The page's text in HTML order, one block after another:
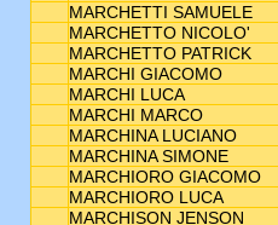
MARCHETTI SAMUELE
MARCHETTO NICOLO'
MARCHETTO PATRICK
MARCHI GIACOMO
MARCHI LUCA
MARCHI MARCO
MARCHINA LUCIANO
MARCHINA SIMONE
MARCHIORO GIACOMO
MARCHIORO LUCA
MARCHISON JENSON